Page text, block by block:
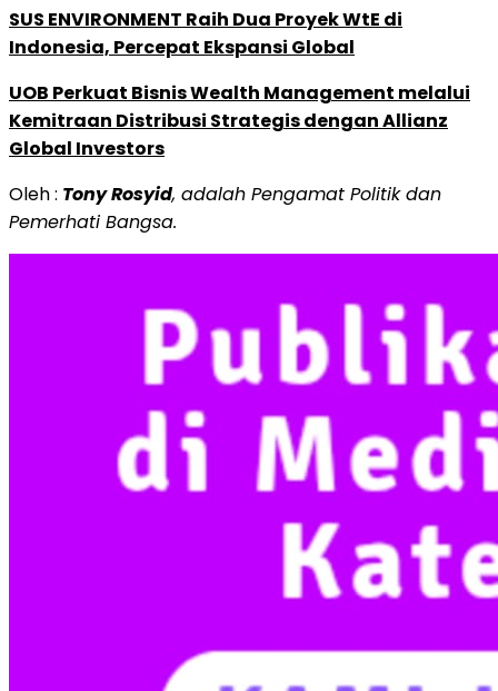
SUS ENVIRONMENT Raih Dua Proyek WtE di
Indonesia, Percepat Ekspansi Global
UOB Perkuat Bisnis Wealth Management melalui
Kemitraan Distribusi Strategis dengan Allianz
Global Investors
Oleh : Tony Rosyid, adalah Pengamat Politik dan
Pemerhati Bangsa.